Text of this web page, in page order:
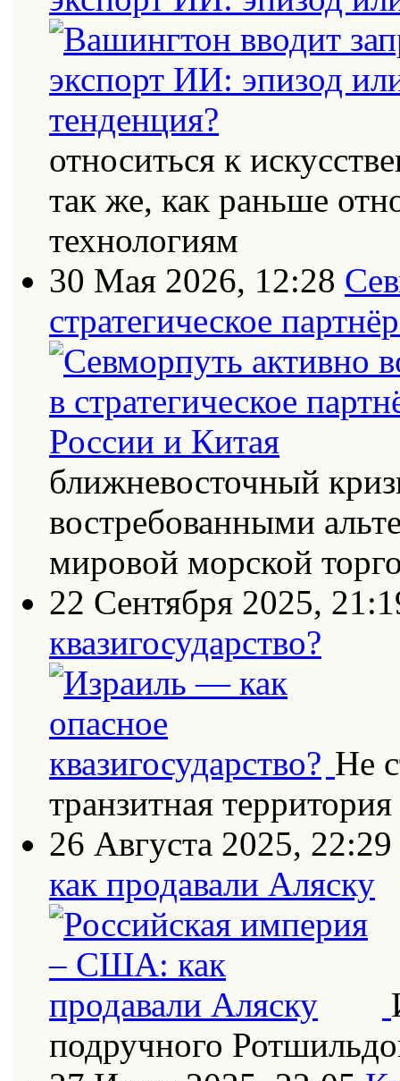
относиться к
так же, как раньше
технологиям
30 Мая 2026, 12:28
стратегическое
ближневосточный
востребованными
мировой морской
22 Сентября 2025,
квазигосударство?
Не
транзитная территория
26 Августа 2025, 22:29
как продавали Аляску
подручного